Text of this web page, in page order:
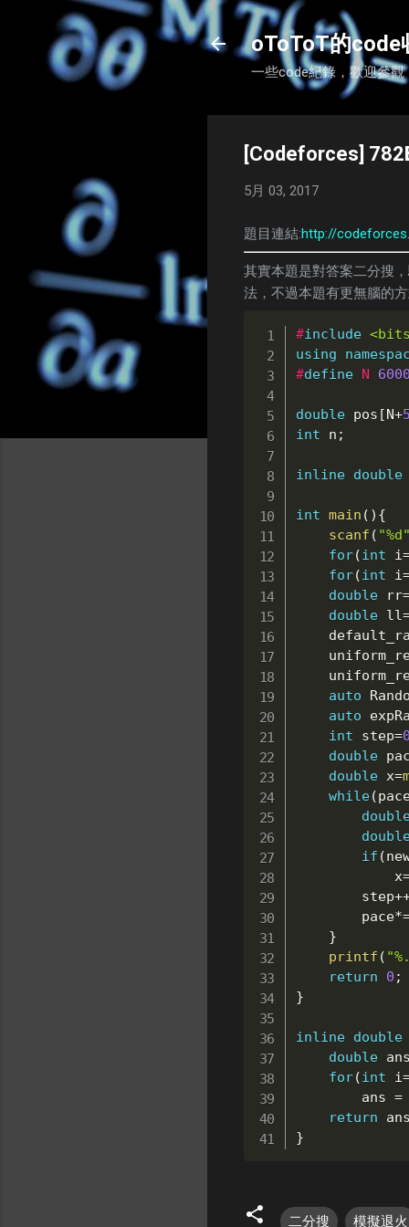
oToToT的code
一些code紀錄，歡迎參觀
[Codeforces]
5月 03, 2017
題目連結:http://
其實本題是對答案二分搜
法，不過本題有更無腦的
#include
using
#define N
double pos [N+
int n ;
inline double
int main ( ) {
scanf (
for(int i
for(int i
double rr
double ll
auto
auto
int step=
double
double x=
while(
if (
			x
		step
		pace
}
printf (
return
0 ;
}
inline double
double
for(int i
		ans
=
return
}
二分搜 模擬退火